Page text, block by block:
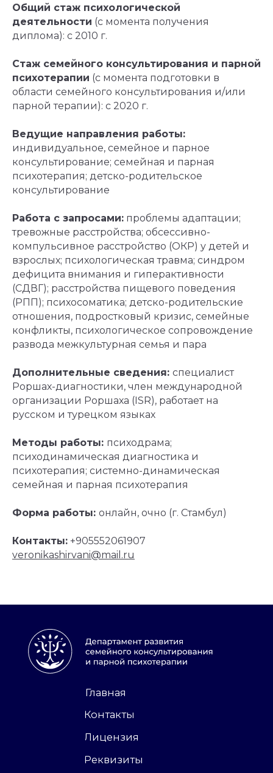
Общий стаж психологической
деятельности (с момента получения
диплома): с 2010 г.
Стаж семейного консультирования и парной
психотерапии (с момента подготовки в
области семейного консультирования и/или
парной терапии): с 2020 г.
Ведущие направления работы:
индивидуальное, семейное и парное
консультирование; семейная и парная
психотерапия; детско-родительское
консультирование
Работа с запросами: проблемы адаптации;
тревожные расстройства; обсессивно-
компульсивное расстройство (ОКР) у детей и
взрослых; психологическая травма; синдром
дефицита внимания и гиперактивности
(СДВГ); расстройства пищевого поведения
(РПП); психосоматика; детско-родительские
отношения, подростковый кризис, семейные
конфликты, психологическое сопровождение
развода межкультурная семья и пара
Дополнительные сведения: специалист
Роршах-диагностики, член международной
организации Роршаха (ISR), работает на
русском и турецком языках
Методы работы: психодрама;
психодинамическая диагностика и
психотерапия; системно-динамическая
семейная и парная психотерапия
Форма работы: онлайн, очно (г. Стамбул)
Контакты: +905552061907
veronikashirvani@mail.ru
Контакты
Сведения об организации
Реквизиты
16 +
Конфиденциальность
Сайт сделан в АртФактор